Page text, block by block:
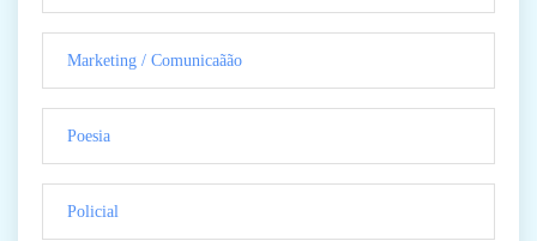
Marketing / Comunicaãão
Poesia
Policial